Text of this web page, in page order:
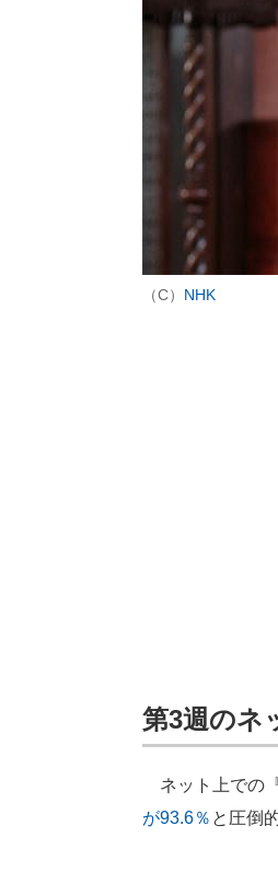
（C） NHK
第3週のネ
ネット上での
が93.6％ と圧倒